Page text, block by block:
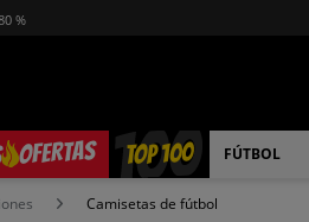
%
OFERTAS TOP 100 FÚTBOL
Camisetas de fútbol